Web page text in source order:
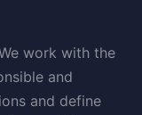
work with the
and
and define